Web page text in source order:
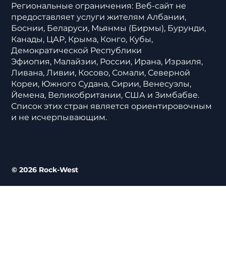
Региональные ограничения: Веб-сайт не
предоставляет услуги жителям Албании,
Боснии, Беларуси, Мьянмы (Бирмы), Бурунди,
Канады, ЦАР, Крыма, Конго, Кубы,
Демократической Республики
Эфиопия, Малайзии, России, Ирана, Израиля,
Ливана, Ливии, Косово, Сомали, Северной
Кореи, Южного Судана, Сирии, Венесуэлы,
Йемена, Великобритании, США и Зимбабве.
Список этих стран является ориентировочным
и не исчерпывающим.
© 2026 Rock-West